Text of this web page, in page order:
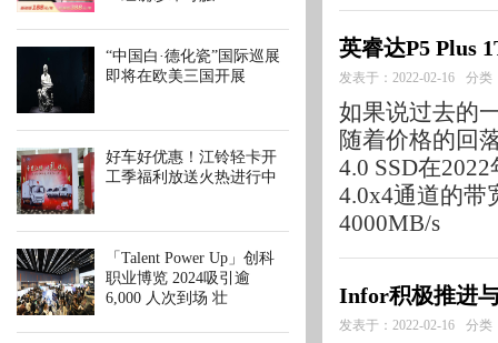
“中国白·德化瓷”国际巡展
即将在欧美三国开展
好车好优惠！江铃轻卡开
工季福利放送火热进行中
「Talent Power Up」创科
职业博览 2024吸引逾
6,000 人次到场 壮
英睿达P5 Plus
发表于：2022-02-16 分类
如果说过去的
随着价格的回
4.0 SSD在
4.0x4通道的带
4000MB/s
Infor积极推进
发表于：2022-02-16 分类